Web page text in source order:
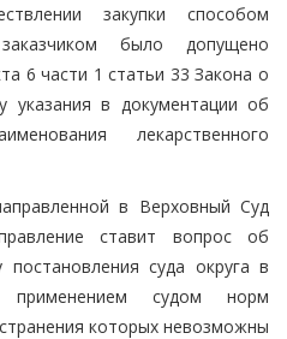
закупки способом
было допущено
6 части 1 статьи 33 Закона о
указания в документации об
лекарственного
в Верховный Суд
ставит вопрос об
суда округа в
судом норм
которых невозможны